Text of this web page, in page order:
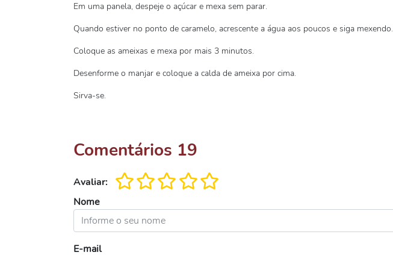
Em uma panela, despeje o açúcar e mexa sem parar.
Quando estiver no ponto de caramelo, acrescente a água aos poucos e siga mexendo.
Coloque as ameixas e mexa por mais 3 minutos.
Desenforme o manjar e coloque a calda de ameixa por cima.
Sirva-se.
Comentários 19
Avaliar:
Nome
E-mail